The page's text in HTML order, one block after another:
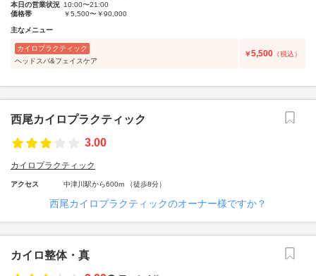
本日の営業状況 10:00〜21:00
価格帯
￥5,500〜￥90,000
主なメニュー
カイロプラクティック
ヘッドスパ&フェイスケア
￥5,500 （税込）
西尾カイロプラクティック
3.00
カイロプラクティック
アクセス 中津川駅から600m （徒歩8分）
西尾カイロプラクティックのオーナー様ですか？
カイロ整体・真